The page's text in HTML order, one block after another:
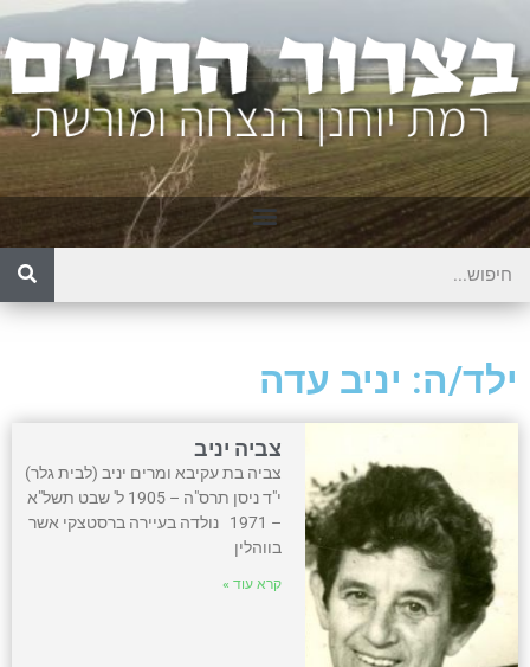
ילד/ה: יניב עדה
צביה יניב
צביה בת עקיבא ומרים יניב (לבית גלר)
י"ד ניסן תרס"ה – 1905 ל' שבט תשל"א
– 1971 נולדה בעיירה ברסטצקי אשר
בווהלין
קרא עוד »